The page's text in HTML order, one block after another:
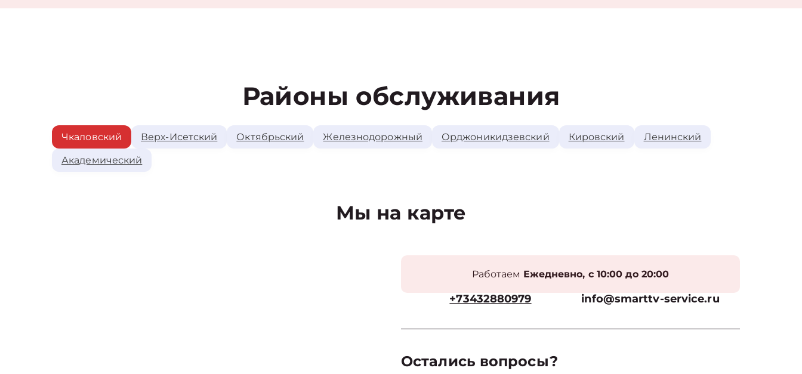
Районы обслуживания
Чкаловский Верх-Исетский Октябрьский Железнодорожный Орджоникидзевский Кировский Ленинский
Академический
Мы на карте
Работаем Ежедневно, с 10:00 до 20:00
+73432880979 info@smarttv-service.ru
Остались вопросы?